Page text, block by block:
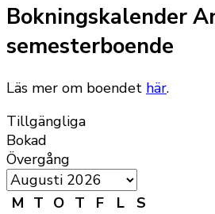
Bokningskalender
semesterboende
Läs mer om boendet här.
Tillgängliga
Bokad
Övergång
M T O T F L
S